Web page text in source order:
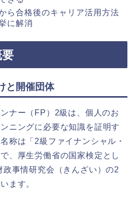
ら合格後のキャリア活用方法
に解消
と開催団体
ナー（FP）2級は、個人のお
ニングに必要な知識を証明す
称は「2級ファイナンシャル・
、厚生労働省の国家検定とし
事情研究会（きんざい）の2
ます。